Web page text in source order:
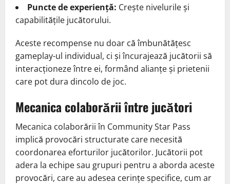
Puncte de experiență: Crește nivelurile și
capabilitățile jucătorului.
Aceste recompense nu doar că îmbunătățesc
gameplay-ul individual, ci și încurajează jucătorii să
interacționeze între ei, formând alianțe și prietenii
care pot dura dincolo de joc.
Mecanica colaborării între jucători
Mecanica colaborării în Community Star Pass
implică provocări structurate care necesită
coordonarea eforturilor jucătorilor. Jucătorii pot
adera la echipe sau grupuri pentru a aborda aceste
provocări, care au adesea cerințe specifice, cum ar